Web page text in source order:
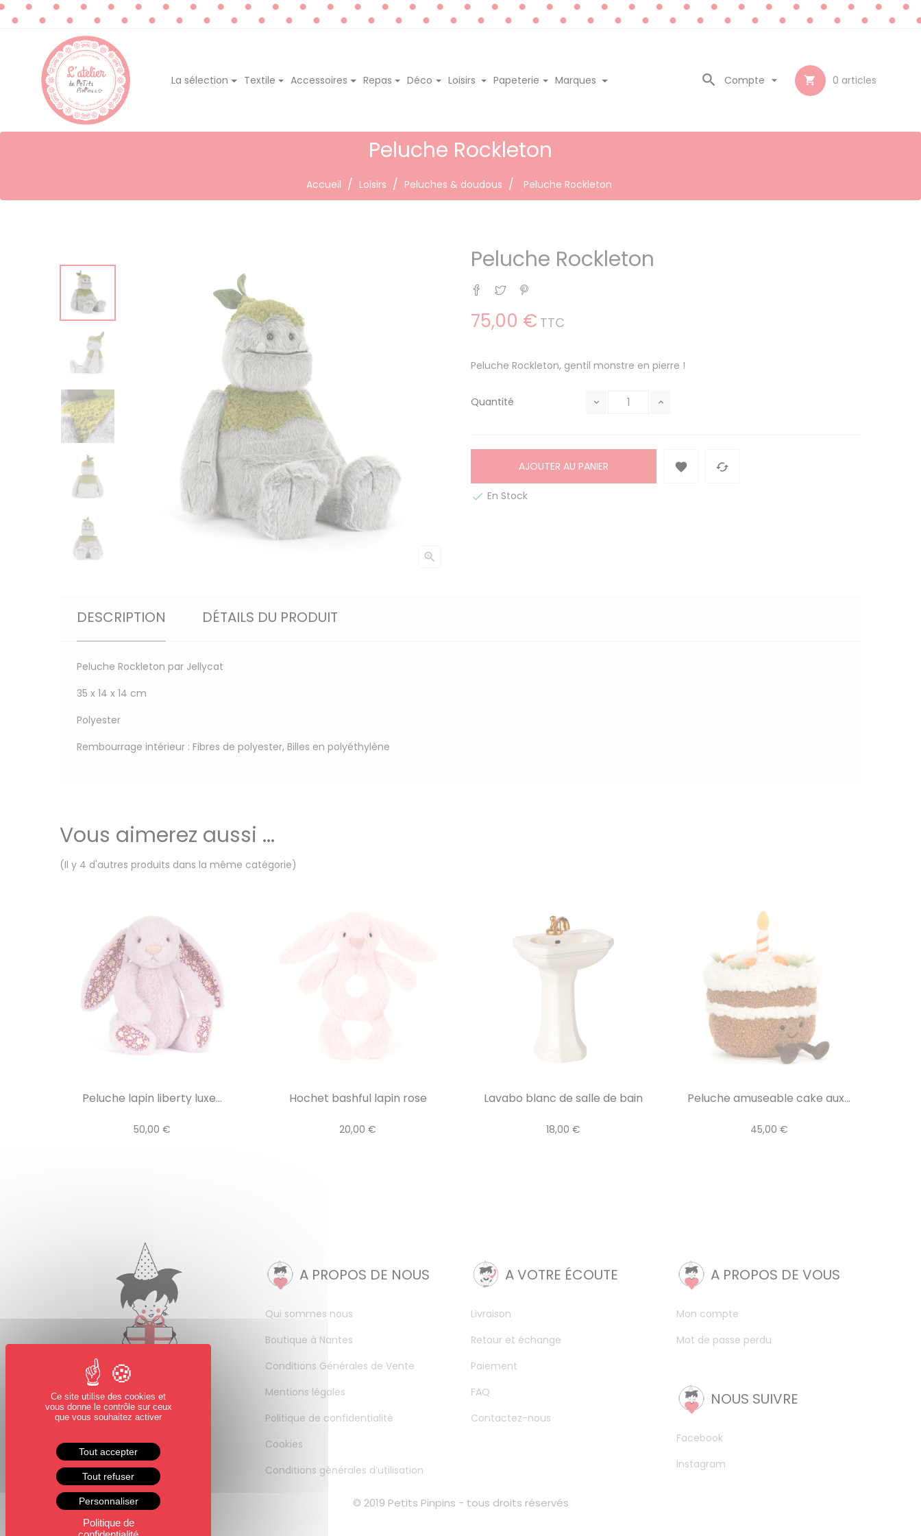
La sélection Textile Accessoires Repas Déco Loisirs Papeterie Marques  0 articles
Compte 

Peluche Rockleton
Accueil Loisirs Peluches & doudous Peluche Rockleton

Peluche Rockleton
Partager
Tweet
75,00 € TTC
Peluche Rockleton, gentil monstre en pierre !
Quantité
AJOUTER AU PANIER  
 En Stock
DESCRIPTION DÉTAILS DU PRODUIT
Peluche Rockleton par Jellycat
35 x 14 x 14 cm
Polyester
Rembourrage intérieur : Fibres de polyester, Billes en polyéthylène
Vous aimerez aussi ...
(Il y 4 d'autres produits dans la même catégorie)
Peluche lapin liberty luxe...
50,00 €
Hochet bashful lapin rose
20,00 €
Lavabo blanc de salle de bain
18,00 €
Peluche amuseable cake aux...
45,00 €
A PROPOS DE NOUS
Qui sommes nous
Boutique à Nantes
Conditions Générales de Vente
Mentions légales
Politique de confidentialité
Cookies
Conditions générales d’utilisation
A VOTRE ÉCOUTE
Livraison
Retour et échange
Paiement
FAQ
Contactez-nous
A PROPOS DE VOUS
Mon compte
Mot de passe perdu
NOUS SUIVRE
Facebook
Instagram
© 2019 Petits Pinpins - tous droits réservés
Ce site utilise des cookies et
vous donne le contrôle sur ceux
que vous souhaitez activer
Tout accepter
Tout refuser
Personnaliser
Politique de